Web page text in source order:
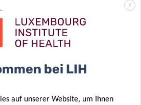
Cancer – Rapport annuel
– 01/01/2018
X
bei LIH
auf unserer Website, um Ihnen